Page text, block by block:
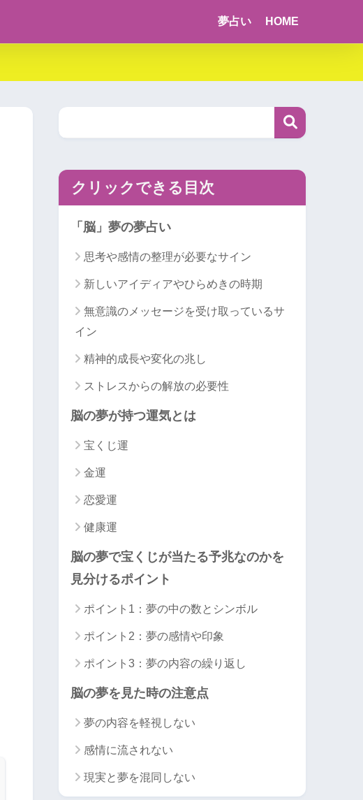
夢占い HOME
クリックできる目次
「脳」夢の夢占い
思考や感情の整理が必要なサイン
新しいアイディアやひらめきの時期
無意識のメッセージを受け取っているサ
イン
精神的成長や変化の兆し
ストレスからの解放の必要性
脳の夢が持つ運気とは
宝くじ運
金運
恋愛運
健康運
脳の夢で宝くじが当たる予兆なのかを
見分けるポイント
ポイント1：夢の中の数とシンボル
ポイント2：夢の感情や印象
ポイント3：夢の内容の繰り返し
脳の夢を見た時の注意点
夢の内容を軽視しない
感情に流されない
現実と夢を混同しない